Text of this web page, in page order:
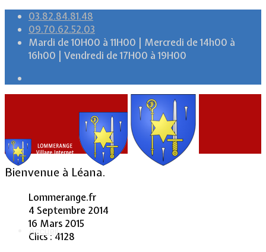
03.82.84.81.48
09.70.62.52.03
Mardi de 10H00 à 11H00 | Mercredi de 14h00 à
16h00 | Vendredi de 17H00 à 19H00
Accueil
Bienvenue à Léana.
Lommerange.fr
4 Septembre 2014
16 Mars 2015
Clics : 4128